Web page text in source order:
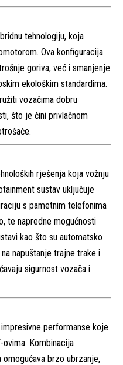
tehnologiju, koja
Ova konfiguracija
goriva, već i smanjenje
ekološkim standardima.
vozačima dobru
što je čini privlačnom
rješenja koja vožnju
sustav uključuje
s pametnim telefonima
te napredne mogućnosti
kao što su automatsko
napuštanje trajne trake i
sigurnost vozača i
performanse koje
ovima. Kombinacija
brzo ubrzanje,